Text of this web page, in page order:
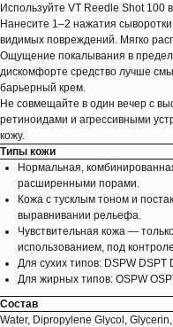
Используйте VT Reedle Shot 100
Нанесите 1–2 нажатия сыворотки
видимых повреждений. Мягко
Ощущение покалывания в
дискомфорте средство лучше
барьерный крем.
Не совмещайте в один вечер с
ретиноидами и агрессивными
кожу.
Типы кожи
Нормальная,
расширенными порами.
Кожа с тусклым тоном и
выравнивании рельефа.
Чувствительная кожа —
использованием, под
Для сухих типов: DSPW
Для жирных типов: OSPW
Состав
Water, Dipropylene Glycol,